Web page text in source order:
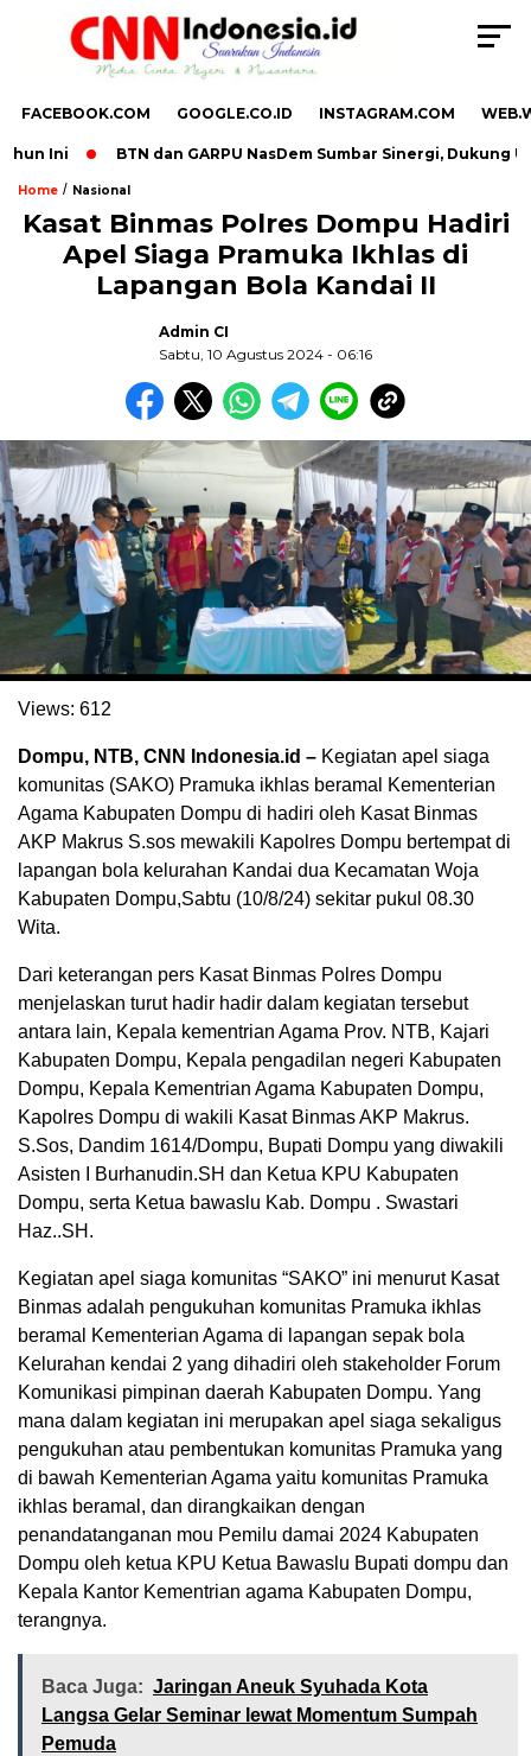
FACEBOOK.COM GOOGLE.CO.ID INSTAGRAM.COM
Ini BTN dan GARPU NasDem Sumbar Sinergi, Dukung
Home / Nasional
Kasat Binmas Polres Dompu Hadiri
Apel Siaga Pramuka Ikhlas di
Lapangan Bola Kandai II
Admin CI
Sabtu, 10 Agustus 2024 - 06:16
Views: 612
Dompu, NTB, CNN Indonesia.id – Kegiatan apel siaga
komunitas (SAKO) Pramuka ikhlas beramal Kementerian
Agama Kabupaten Dompu di hadiri oleh Kasat Binmas
AKP Makrus S.sos mewakili Kapolres Dompu bertempat di
lapangan bola kelurahan Kandai dua Kecamatan Woja
Kabupaten Dompu,Sabtu (10/8/24) sekitar pukul 08.30
Wita.
Dari keterangan pers Kasat Binmas Polres Dompu
menjelaskan turut hadir hadir dalam kegiatan tersebut
antara lain, Kepala kementrian Agama Prov. NTB, Kajari
Kabupaten Dompu, Kepala pengadilan negeri Kabupaten
Dompu, Kepala Kementrian Agama Kabupaten Dompu,
Kapolres Dompu di wakili Kasat Binmas AKP Makrus.
S.Sos, Dandim 1614/Dompu, Bupati Dompu yang diwakili
Asisten I Burhanudin.SH dan Ketua KPU Kabupaten
Dompu, serta Ketua bawaslu Kab. Dompu . Swastari
Haz..SH.
Kegiatan apel siaga komunitas “SAKO” ini menurut Kasat
Binmas adalah pengukuhan komunitas Pramuka ikhlas
beramal Kementerian Agama di lapangan sepak bola
Kelurahan kendai 2 yang dihadiri oleh stakeholder Forum
Komunikasi pimpinan daerah Kabupaten Dompu. Yang
mana dalam kegiatan ini merupakan apel siaga sekaligus
pengukuhan atau pembentukan komunitas Pramuka yang
di bawah Kementerian Agama yaitu komunitas Pramuka
ikhlas beramal, dan dirangkaikan dengan
penandatanganan mou Pemilu damai 2024 Kabupaten
Dompu oleh ketua KPU Ketua Bawaslu Bupati dompu dan
Kepala Kantor Kementrian agama Kabupaten Dompu,
terangnya.
Baca Juga: Jaringan Aneuk Syuhada Kota
Langsa Gelar Seminar lewat Momentum Sumpah
Pemuda
. Ukuran gambar 480px x 600px